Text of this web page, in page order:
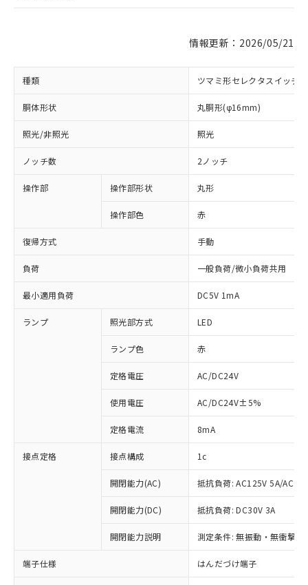
情報更新：2026/05/21
種類 ツマミ形セレクタスイッチ
胴体形状 丸胴形(φ16mm)
照光/非照光 照光
ノッチ数 2ノッチ
操作部 操作部形状 丸形
操作部色 赤
復帰方式 手動
負荷 一般負荷/微小負荷共用
最小適用負荷 DC5V 1mA
ランプ 照光部方式 LED
ランプ色 赤
定格電圧 AC/DC24V
使用電圧 AC/DC24V±5%
定格電流 8mA
接点定格 接点構成 1c
開閉能力(AC) 抵抗負荷: AC125V 5A/
開閉能力(DC) 抵抗負荷: DC30V 3A
開閉能力説明 測定条件: 無振動・無衝撃
端子仕様 はんだづけ端子
※1 対応状況
対応済み：EU RoHS指令（10物質）の
非含有に対応した製品が提供可能な商品で